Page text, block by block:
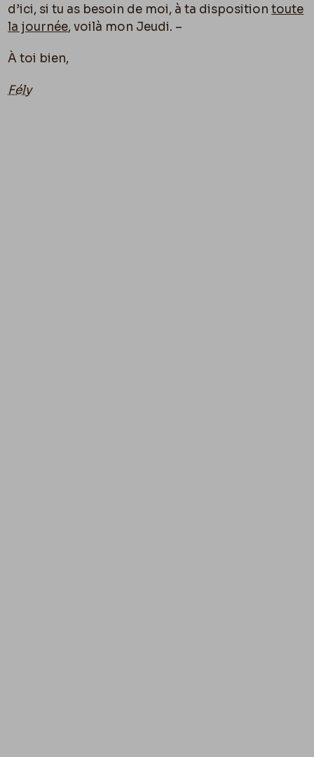
d’ici, si tu as besoin de moi, à ta dispositiontoute
la journée, voilà mon Jeudi. –
À toi bien,
Fély